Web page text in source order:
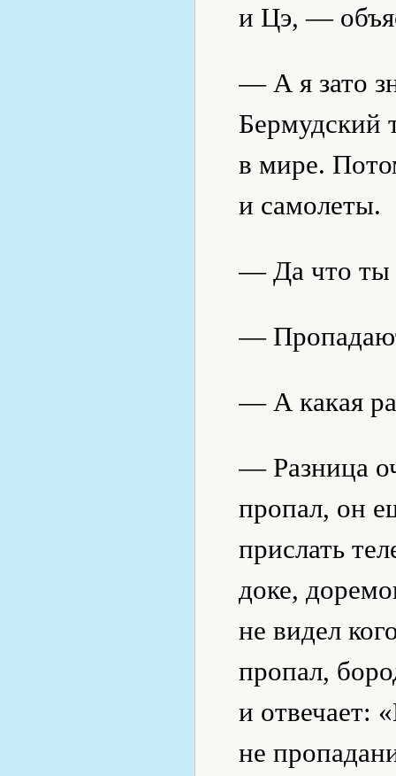
и Цэ, —
— А я зато
Бермудский
в мире.
и самолеты.
— Да что ты
—
— А какая
— Разница
пропал, он
прислать
доке,
не видел
пропал,
и отвечает:
не